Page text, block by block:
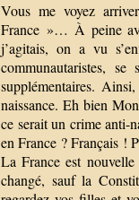
Vous me voyez
France »… À peine
j’agitais, on a vu
communautaristes,
supplémentaires.
naissance. Eh bien
ce serait un crime anti-
en France ? Français !
La France est
changé, sauf la